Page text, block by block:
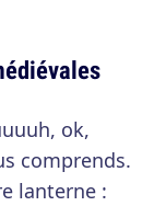
ok,
comprends.
lanterne :